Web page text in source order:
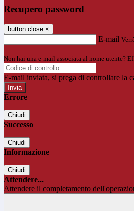
Recupero password
button close ×
E-mail
Non hai una e-mail associata al nome utente?
E-mail inviata, si prega di controllare la
Errore
Chiudi
Successo
Chiudi
Informazione
Chiudi
Attendere...
Attendere il completamento